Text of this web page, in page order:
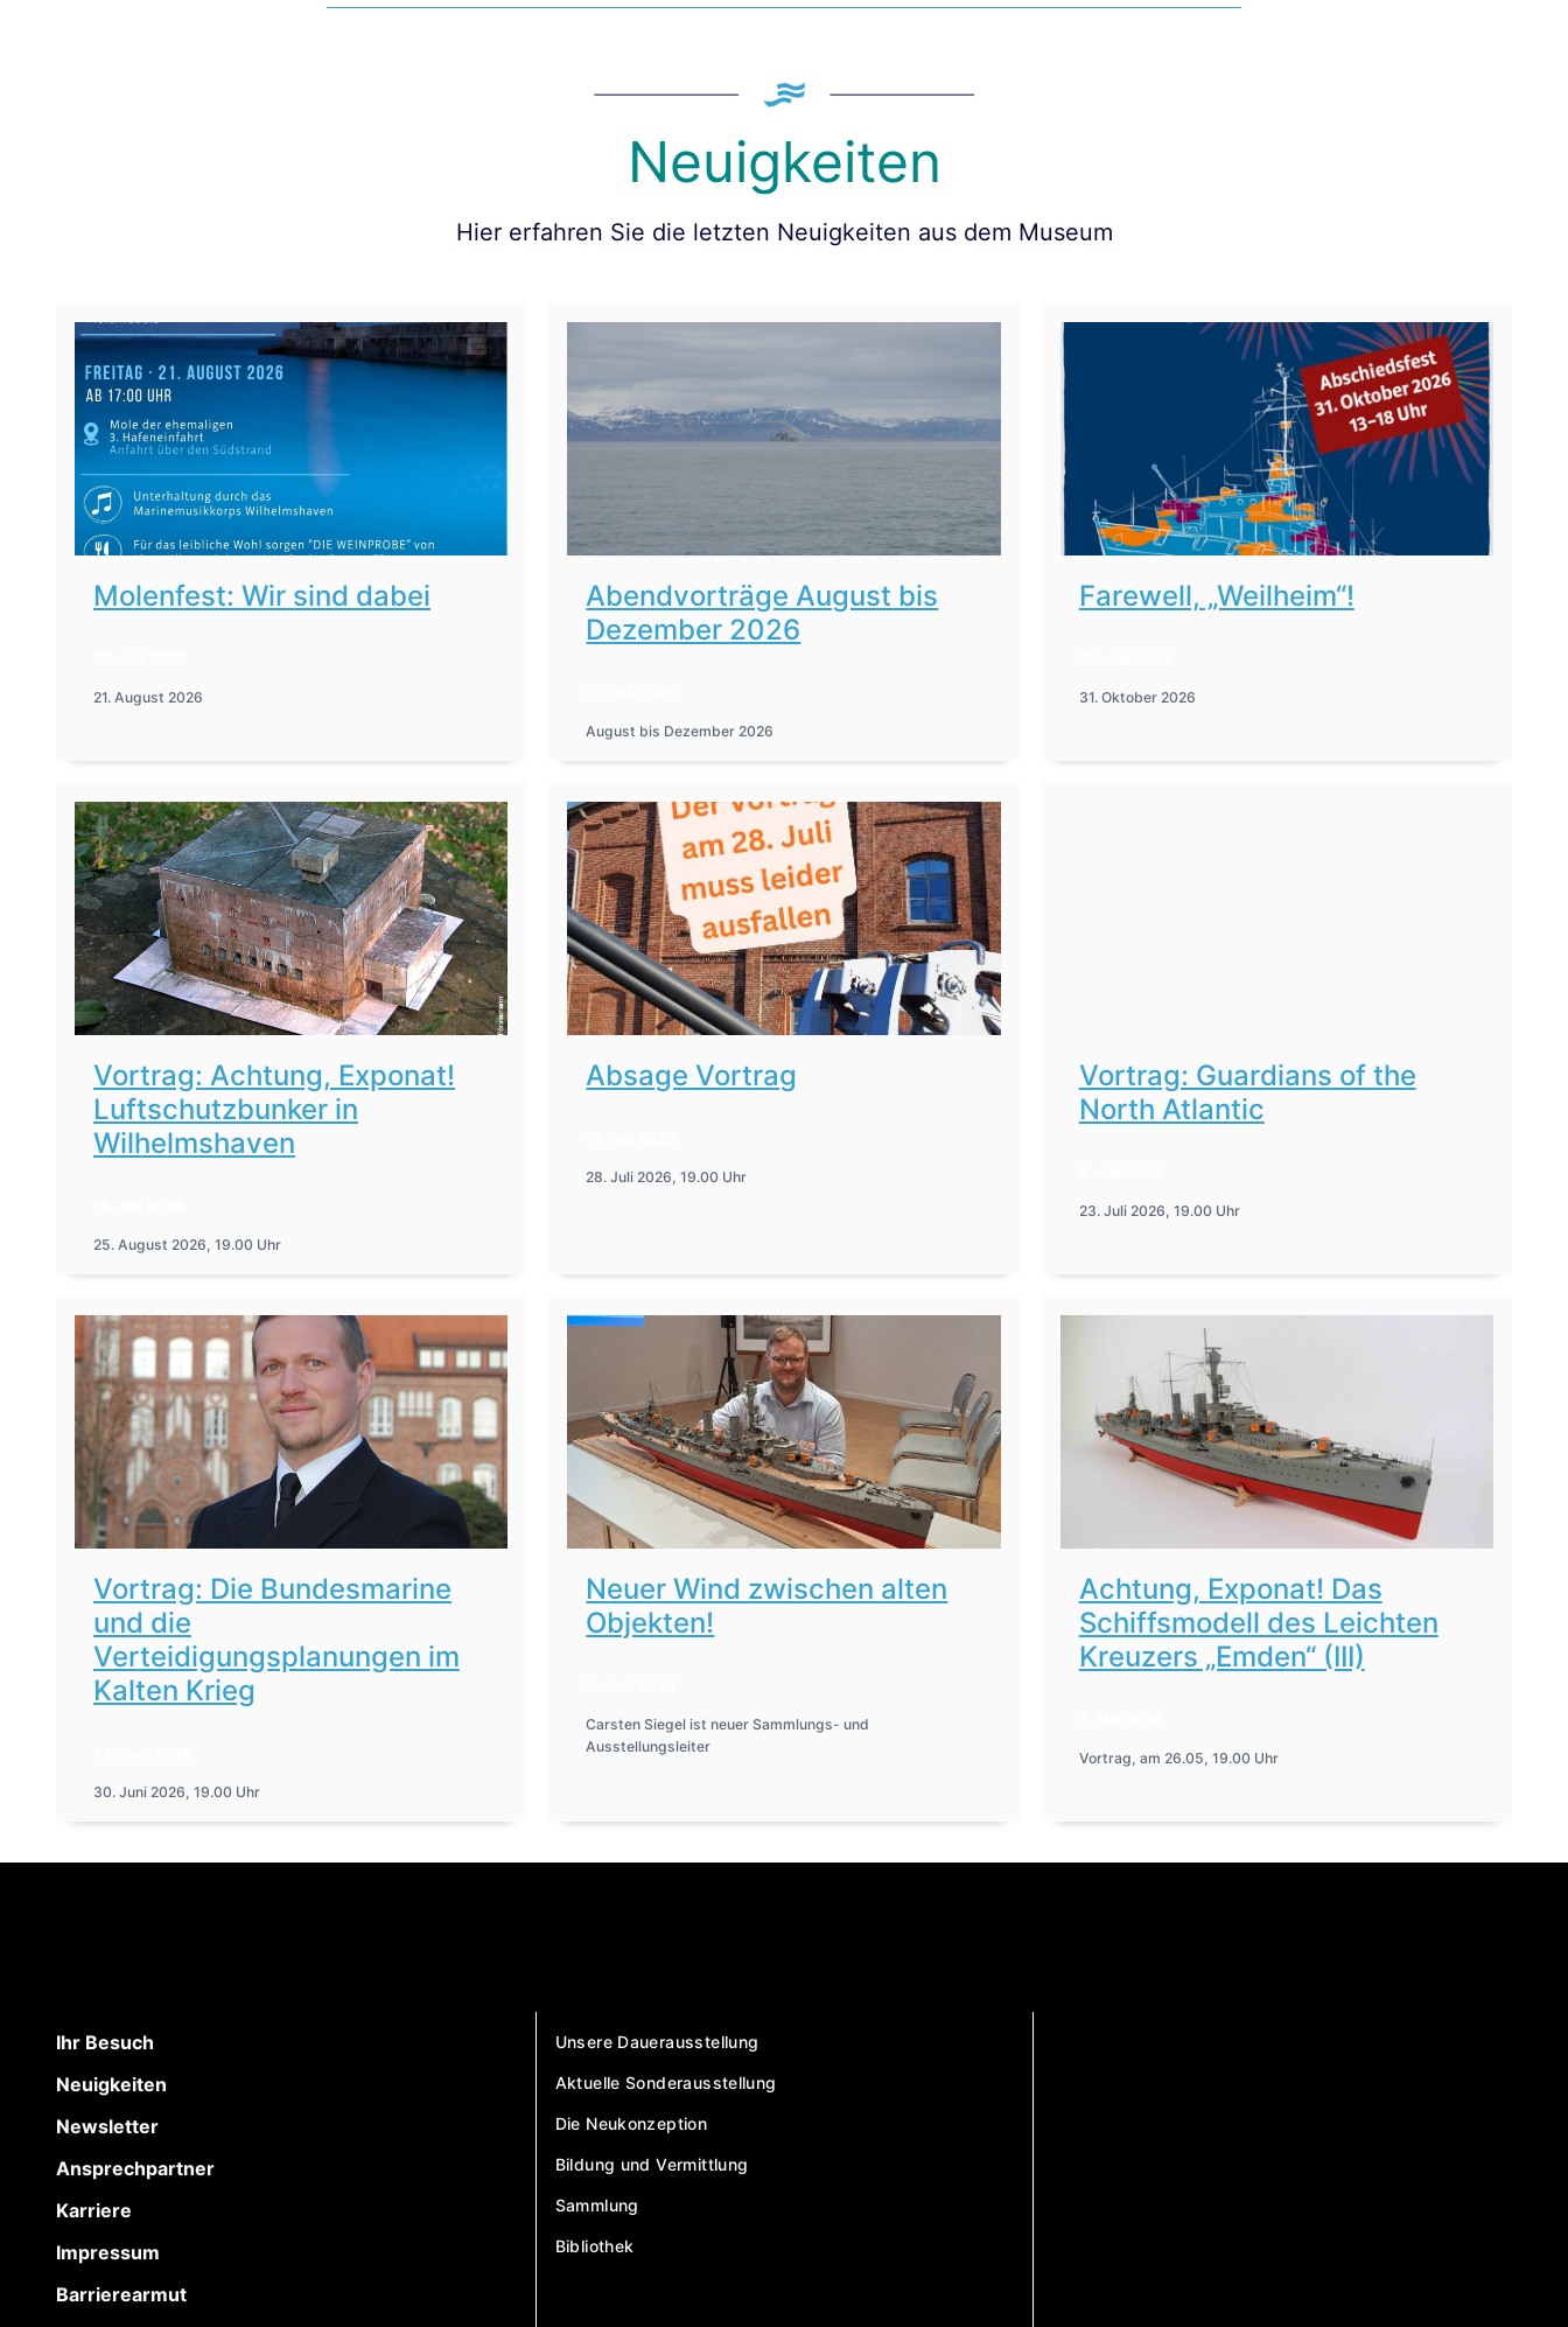
Neuigkeiten
Hier erfahren Sie die letzten Neuigkeiten aus dem Museum
Molenfest: Wir sind dabei
21. August 2026
Abendvorträge August bis
Dezember 2026
August bis Dezember 2026
Farewell, „Weilheim“!
31. Oktober 2026
Vortrag: Achtung, Exponat!
Luftschutzbunker in
Wilhelmshaven
25. August 2026, 19.00 Uhr
Absage Vortrag
28. Juli 2026, 19.00 Uhr
Vortrag: Guardians of the
North Atlantic
23. Juli 2026, 19.00 Uhr
Vortrag: Die Bundesmarine
und die
Verteidigungsplanungen im
Kalten Krieg
30. Juni 2026, 19.00 Uhr
Neuer Wind zwischen alten
Objekten!
Carsten Siegel ist neuer Sammlungs- und
Ausstellungsleiter
Achtung, Exponat! Das
Schiffsmodell des Leichten
Kreuzers „Emden“ (III)
Vortrag, am 26.05, 19.00 Uhr
Ihr Besuch
Neuigkeiten
Newsletter
Ansprechpartner
Karriere
Impressum
Barrierearmut
Unsere Dauerausstellung
Aktuelle Sonderausstellung
Die Neukonzeption
Bildung und Vermittlung
Sammlung
Bibliothek